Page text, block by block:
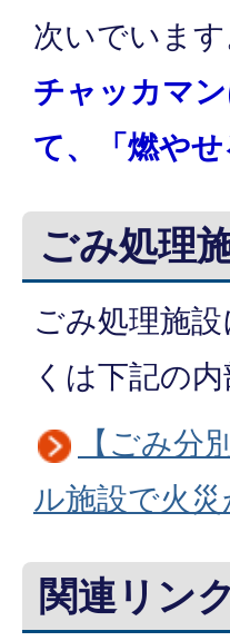
次いでいます
チャッカマ
て、
「燃や
ごみ処理
ごみ処理施
くは下記の
【ごみ分
ル施設で火
関連リンク